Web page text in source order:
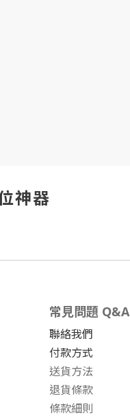
神器
常見問題 Q&A
聯絡我們
付款方式
送貨方法
退貨條款
條款細則